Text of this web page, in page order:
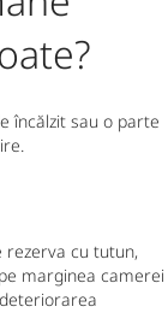
încălzit sau o parte
rezerva cu tutun,
marginea camerei